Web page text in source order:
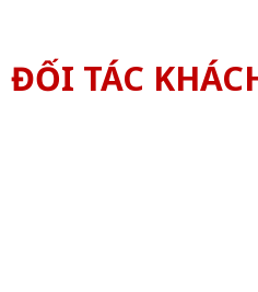
ĐỐI TÁC